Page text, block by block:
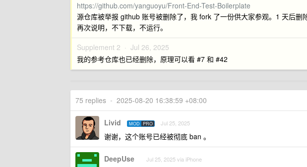
https://github.com/yanguoyu/Front-End-Test-Boilerplate
源仓库被举报 github 账号被删除了，我 fork 了一份供大家参观。1 天后删
再次说明，不下载，不运行。
Supplement 2 · Jul 26, 2025
我的参考仓库也已经删除，原理可以看 #7 和 #42
75 replies • 2025-08-20 16:38:59 +08:00
Livid MOD PRO Jul 25, 2025
谢谢，这个账号已经被彻底 ban 。
DeepUse Jul 25, 2025 via iPhone